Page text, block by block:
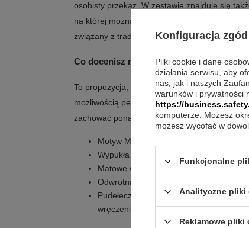
osobisty przekaz. W zestawie znajduje się
na której można umieścić życzenia, fragment
związany z tradycją wręczania medalika jako
Co docenisz na co dzień w medaliku na
To propozycja, która łączy klasyczny motyw
możliwością personalizacji. Dzięki temu
zachować ponadczasowy charakter i czytelny
Motyw Matki Boskiej z Dzieciątkiem
Wypukła postać Matki Boskiej w
Matowe wykończenie i polerowanie na
Odwrotna strona pozwala dodać
Pudełeczko z różową kokardką i
wręczenia
Konfiguracja zgód
Pliki cookie i dane
działania serwisu, aby
nas, jak i naszych
warunków i prywatności
https://
komputerze. Możesz
możesz wycofać w
Funkcjonalne
Analityczne pliki
Reklamowe pliki